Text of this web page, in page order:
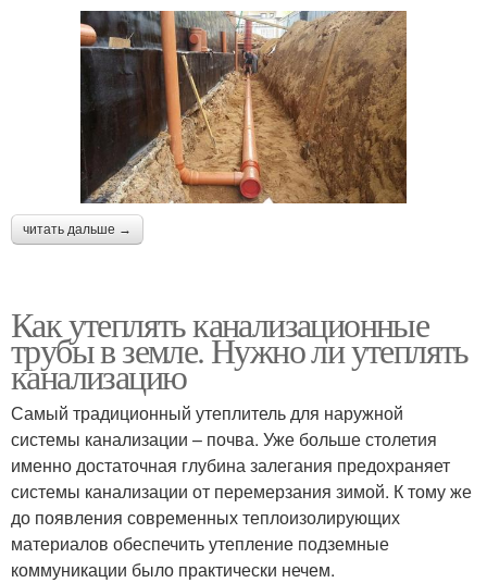
читать дальше →
Как утеплять канализационные
трубы в земле. Нужно ли утеплять
канализацию
Самый традиционный утеплитель для наружной
системы канализации – почва. Уже больше столетия
именно достаточная глубина залегания предохраняет
системы канализации от перемерзания зимой. К тому же
до появления современных теплоизолирующих
материалов обеспечить утепление подземные
коммуникации было практически нечем.